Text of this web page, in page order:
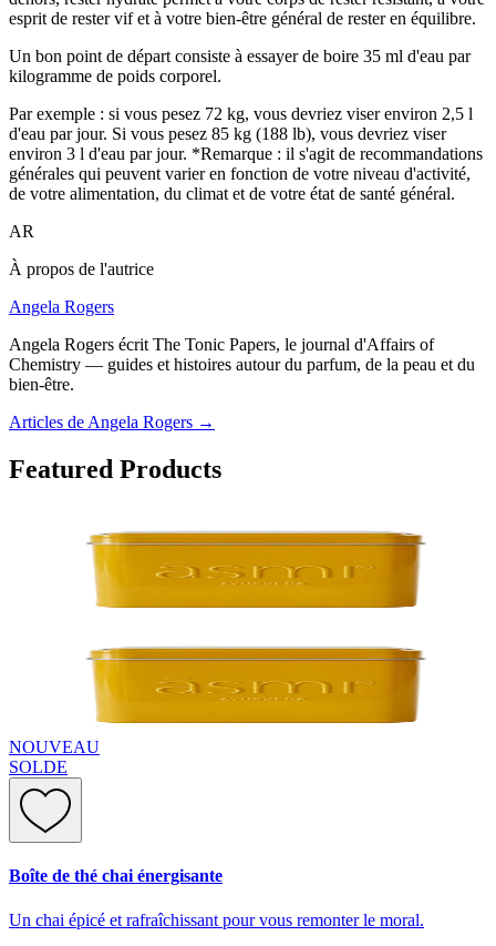
esprit de rester vif et à votre bien-être général de rester en équilibre.
Un bon point de départ consiste à essayer de boire 35 ml d'eau par
kilogramme de poids corporel.
Par exemple : si vous pesez 72 kg, vous devriez viser environ 2,5 l
d'eau par jour. Si vous pesez 85 kg (188 lb), vous devriez viser
environ 3 l d'eau par jour. *Remarque : il s'agit de recommandations
générales qui peuvent varier en fonction de votre niveau d'activité,
de votre alimentation, du climat et de votre état de santé général.
AR
À propos de l'autrice
Angela Rogers
Angela Rogers écrit The Tonic Papers, le journal d'Affairs of
Chemistry — guides et histoires autour du parfum, de la peau et du
bien-être.
Articles de Angela Rogers →
Featured Products
NOUVEAU
SOLDE
Boîte de thé chai énergisante
Un chai épicé et rafraîchissant pour vous remonter le moral.